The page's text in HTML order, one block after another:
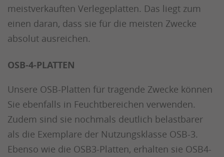
meistverkauften Verlegeplatten. Das liegt zum
einen daran, dass sie für die meisten Zwecke
absolut ausreichen.
OSB-4-PLATTEN
Unsere OSB-Platten für tragende Zwecke können
Sie ebenfalls in Feuchtbereichen verwenden.
Zudem sind sie nochmals deutlich belastbarer
als die Exemplare der Nutzungsklasse OSB-3.
Ebenso wie die OSB3-Platten, erhalten sie OSB4-